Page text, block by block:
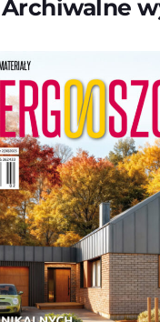
Archiwalne